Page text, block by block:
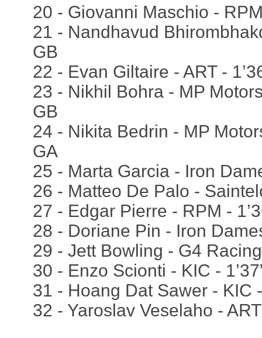
20 - Giovanni Maschio -
21 - Nandhavud
GB
22 - Evan Giltaire - ART -
23 - Nikhil Bohra - MP
GB
24 - Nikita Bedrin - MP
GA
25 - Marta Garcia - Iron
26 - Matteo De Palo -
27 - Edgar Pierre - RPM -
28 - Doriane Pin - Iron
29 - Jett Bowling - G4
30 - Enzo Scionti - KIC -
31 - Hoang Dat Sawer - KIC
32 - Yaroslav Veselaho -